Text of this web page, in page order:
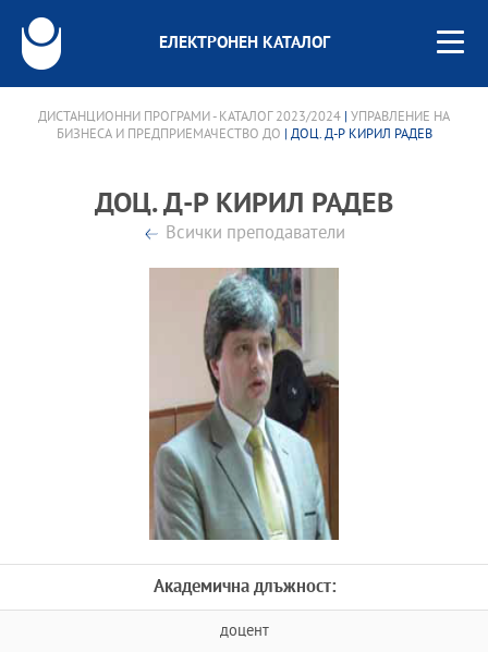
ЕЛЕКТРОНЕН КАТАЛОГ
ДИСТАНЦИОННИ ПРОГРАМИ - КАТАЛОГ 2023/2024 УПРАВЛЕНИЕ НА
БИЗНЕСА И ПРЕДПРИЕМАЧЕСТВО ДО | ДОЦ. Д-Р КИРИЛ РАДЕВ
ДОЦ. Д-Р КИРИЛ РАДЕВ
Всички преподаватели
Академична длъжност:
доцент